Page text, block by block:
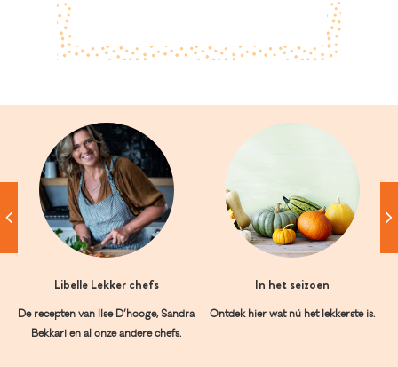
Libelle Lekker chefs
De recepten van Ilse D’hooge, Sandra
Bekkari en al onze andere chefs.
In het seizoen
Ontdek hier wat nú het lekkerste is.